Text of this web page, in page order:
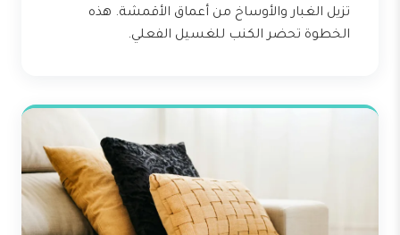
تزيل الغبار والأوساخ من أعماق الأقمشة. هذه
الخطوة تحضر الكنب للغسيل الفعلي.